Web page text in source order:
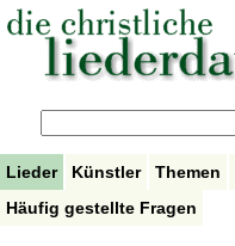
Lieder Künstler Themen
Häufig gestellte Fragen